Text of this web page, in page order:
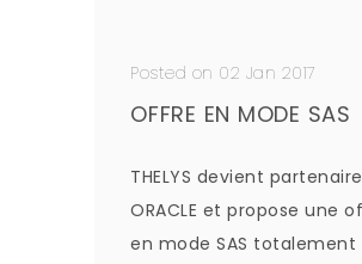
Posted on 02 Jan 2017
OFFRE EN MODE SAS
THELYS devient partenaire
ORACLE et propose une
en mode SAS totalement